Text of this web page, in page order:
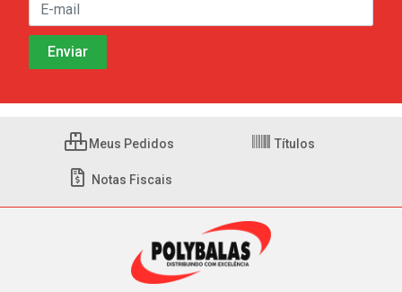
Meus Pedidos Títulos
Notas Fiscais